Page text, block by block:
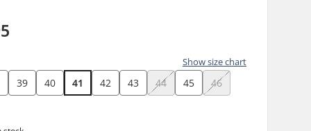
Show size chart
39 40 41 42 43 44 45 46